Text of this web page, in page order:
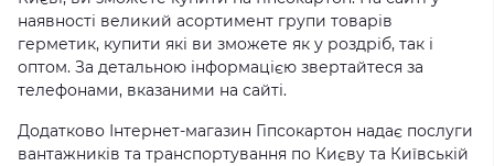
наявності великий асортимент групи товарів
герметик, купити які ви зможете як у роздріб, так і
оптом. За детальною інформацією звертайтеся за
телефонами, вказаними на сайті.
Додатково Інтернет-магазин Гіпсокартон надає послуги
вантажників та транспортування по Києву та Київській